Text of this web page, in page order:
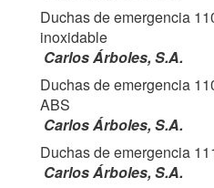
Duchas de emergencia
inoxidable
Carlos Árboles, S.A.
Duchas de emergencia
ABS
Carlos Árboles, S.A.
Duchas de emergencia
Carlos Árboles, S.A.